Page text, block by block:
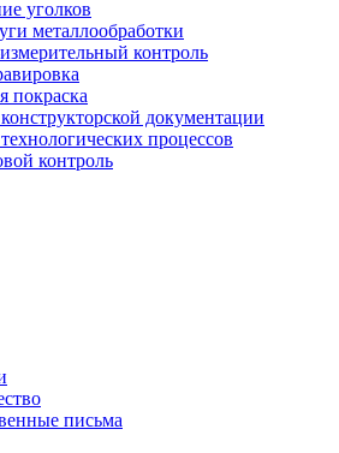
уголков
металлообработки
контроль
покраска
документации
процессов
контроль
письма